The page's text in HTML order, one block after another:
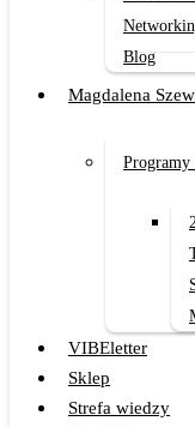
Blog
Magdalena
Programy
VIBEletter
Sklep
Strefa wiedzy